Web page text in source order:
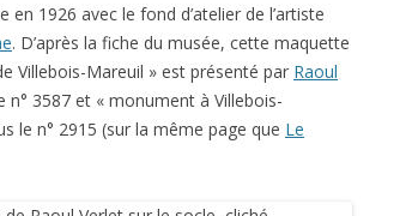
1926 avec le fond d’atelier de l’artiste
. D’après la fiche du musée, cette maquette
Villebois-Mareuil » est présenté par Raoul
n° 3587 et « monument à Villebois-
le n° 2915 (sur la même page que Le